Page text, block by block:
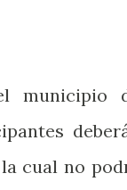
municipio
cual no